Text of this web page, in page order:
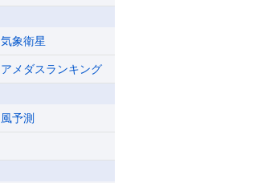
気象衛星
アメダスランキング
風予測